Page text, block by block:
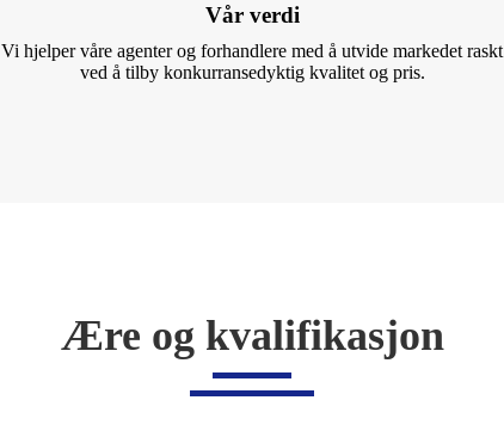
Vår verdi
Vi hjelper våre agenter og forhandlere med å utvide markedet raskt
ved å tilby konkurransedyktig kvalitet og pris.
Ære og kvalifikasjon